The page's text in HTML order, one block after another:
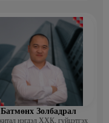
Батмөнх Золбадрал
нэгдэл ХХК, гүйцэтгэх